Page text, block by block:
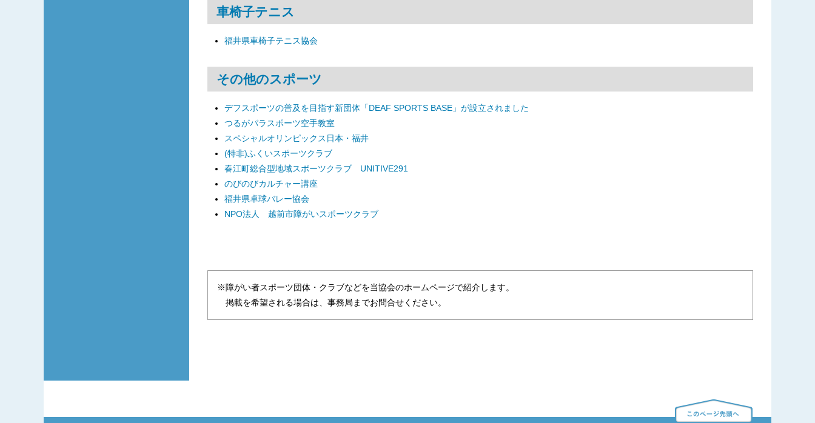
車椅子テニス
福井県車椅子テニス協会
その他のスポーツ
デフスポーツの普及を目指す新団体「DEAF SPORTS BASE」が設立されました
つるがパラスポーツ空手教室
スペシャルオリンピックス日本・福井
(特非)ふくいスポーツクラブ
春江町総合型地域スポーツクラブ UNITIVE291
のびのびカルチャー講座
福井県卓球バレー協会
NPO法人 越前市障がいスポーツクラブ
※障がい者スポーツ団体・クラブなどを当協会のホームページで紹介します。
掲載を希望される場合は、事務局までお問合せください。